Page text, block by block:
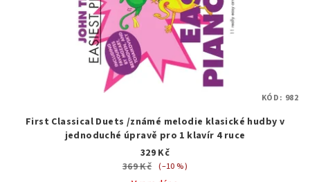
First Classical Duets /známé melodie klasické hudby v
jednoduché úpravě pro 1 klavír 4 ruce
329 Kč
369 Kč (–10 %)
KÓD: 982